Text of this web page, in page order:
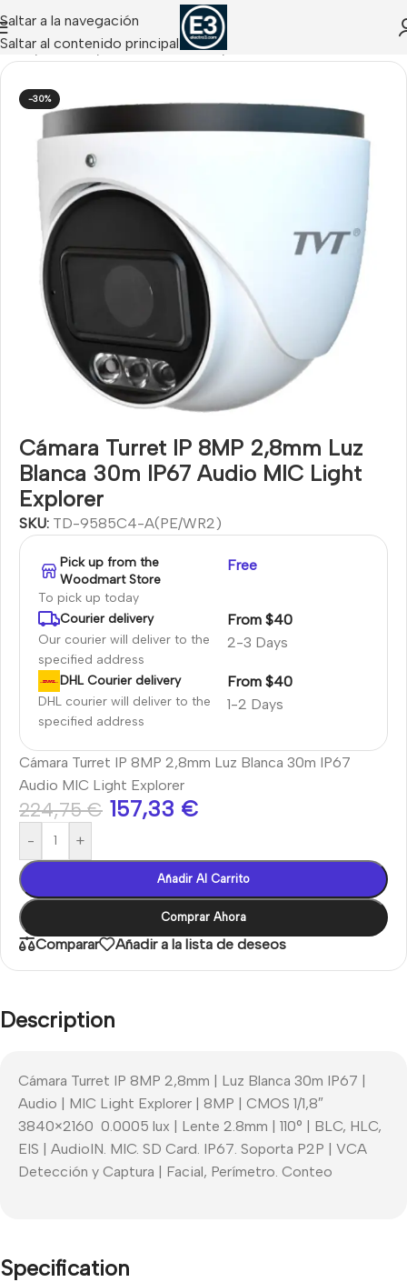
Saltar a la navegación
Saltar al contenido principal
Inicio CCTV IP/Cámaras IP Domo / Turret
-30%
Cámara Turret IP 8MP 2,8mm Luz
Blanca 30m IP67 Audio MIC Light
Explorer
SKU: TD-9585C4-A(PE/WR2)
Pick up from the
Woodmart Store
To pick up today
Free
Courier delivery
Our courier will deliver to the
specified address
2-3 Days
From $40
DHL Courier delivery
DHL courier will deliver to the
specified address
1-2 Days
From $40
Cámara Turret IP 8MP 2,8mm Luz Blanca 30m IP67
Audio MIC Light Explorer
224,75€ 157,33 €
- +
Añadir Al Carrito
Comprar Ahora
Comparar Añadir a la lista de deseos
Description
Cámara Turret IP 8MP 2,8mm | Luz Blanca 30m IP67 |
Audio | MIC Light Explorer | 8MP | CMOS 1/1,8″
3840×2160 0.0005 lux | Lente 2.8mm | 110° | BLC, HLC,
EIS | AudioIN. MIC. SD Card. IP67. Soporta P2P | VCA
Detección y Captura | Facial, Perímetro. Conteo
Specification